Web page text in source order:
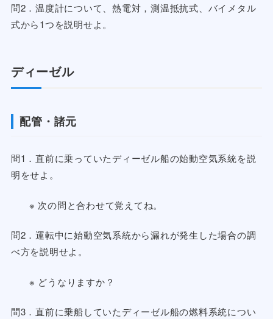
問2．温度計について、熱電対，測温抵抗式、バイメタル
式から1つを説明せよ。
ディーゼル
配管・諸元
問1．直前に乗っていたディーゼル船の始動空気系統を説
明をせよ。
※ 次の問と合わせて覚えてね。
問2．運転中に始動空気系統から漏れが発生した場合の調
べ方を説明せよ。
※ どうなりますか？
問3．直前に乗船していたディーゼル船の燃料系統につい